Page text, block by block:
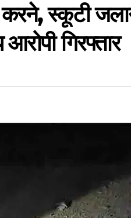
करने, स्कूटी
गिरफ्तार